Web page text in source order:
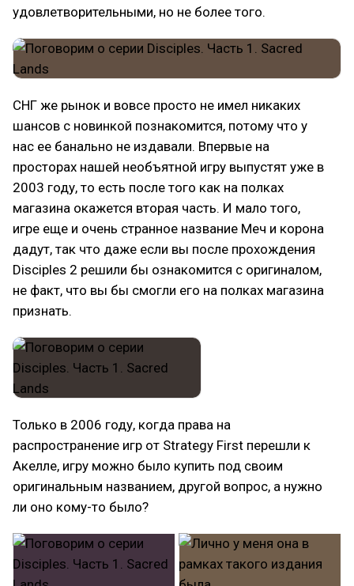
удовлетворительными, но не более того.
СНГ же рынок и вовсе просто не имел никаких
шансов с новинкой познакомится, потому что у
нас ее банально не издавали. Впервые на
просторах нашей необъятной игру выпустят уже в
2003 году, то есть после того как на полках
магазина окажется вторая часть. И мало того,
игре еще и очень странное название Меч и корона
дадут, так что даже если вы после прохождения
Disciples 2 решили бы ознакомится с оригиналом,
не факт, что вы бы смогли его на полках магазина
признать.
Только в 2006 году, когда права на
распространение игр от Strategy First перешли к
Акелле, игру можно было купить под своим
оригинальным названием, другой вопрос, а нужно
ли оно кому-то было?